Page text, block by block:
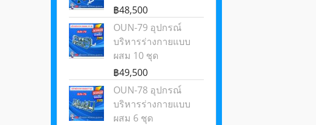
฿48,500
OUN-79 อุปกรณ์
บริหารร่างกายแบบ
ผสม 10 ชุด
฿49,500
OUN-78 อุปกรณ์
บริหารร่างกายแบบ
ผสม 6 ชุด